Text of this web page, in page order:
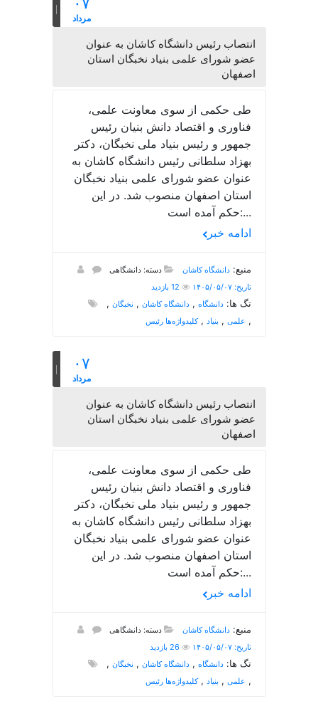
مرداد
انتصاب رئیس دانشگاه کاشان به عنوان
عضو شورای علمی بنیاد نخبگان استان
اصفهان
طی حکمی از سوی معاونت علمی،
فناوری و اقتصاد دانش بنیان رئیس
جمهور و رئیس بنیاد ملی نخبگان، دکتر
بهزاد سلطانی رئیس دانشگاه کاشان به
عنوان عضو شورای علمی بنیاد نخبگان
استان اصفهان منصوب شد. در این
حکم آمده است:...
ادامه خبر
منبع:دانشگاه کاشان
دسته: دانشگاهی
تاریخ: ۱۴۰۵/۰۵/۰۷
تگ ها:دانشگاه ,دانشگاه کاشان , نخبگان ,
علمی , بنیاد ,کلیدواژه‌ها رئیس ,
۰۷
مرداد
انتصاب رئیس دانشگاه کاشان به عنوان
عضو شورای علمی بنیاد نخبگان استان
اصفهان
طی حکمی از سوی معاونت علمی،
فناوری و اقتصاد دانش بنیان رئیس
جمهور و رئیس بنیاد ملی نخبگان، دکتر
بهزاد سلطانی رئیس دانشگاه کاشان به
عنوان عضو شورای علمی بنیاد نخبگان
استان اصفهان منصوب شد. در این
حکم آمده است:...
ادامه خبر
منبع:دانشگاه کاشان
دسته: دانشگاهی
تاریخ: ۱۴۰۵/۰۵/۰۷
26 بازدید
تگ ها:دانشگاه ,دانشگاه کاشان , نخبگان ,
علمی , بنیاد ,کلیدواژه‌ها رئیس ,